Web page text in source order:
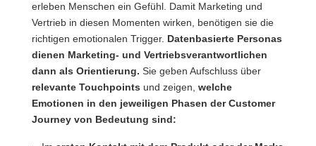
erleben Menschen ein Gefühl. Damit Marketing und
Vertrieb in diesen Momenten wirken, benötigen sie die
richtigen emotionalen Trigger. Datenbasierte Personas
dienen Marketing- und Vertriebsverantwortlichen
dann als Orientierung. Sie geben Aufschluss über
relevante Touchpoints und zeigen, welche
Emotionen in den jeweiligen Phasen der Customer
Journey von Bedeutung sind: